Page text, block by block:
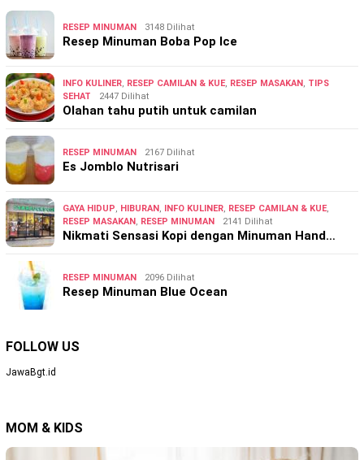
RESEP MINUMAN 3148 Dilihat
Resep Minuman Boba Pop Ice
INFO KULINER, RESEP CAMILAN & KUE, RESEP MASAKAN, TIPS
SEHAT
2447 Dilihat
Olahan tahu putih untuk camilan
RESEP MINUMAN 2167 Dilihat
Es Jomblo Nutrisari
GAYA HIDUP, HIBURAN, INFO KULINER, RESEP CAMILAN & KUE,
RESEP MASAKAN, RESEP MINUMAN 2141 Dilihat
Nikmati Sensasi Kopi dengan Minuman Hand…
RESEP MINUMAN 2096 Dilihat
Resep Minuman Blue Ocean
FOLLOW US
JawaBgt.id
MOM & KIDS